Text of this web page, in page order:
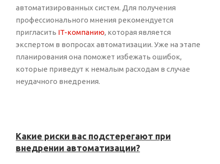
автоматизированных систем. Для получения
профессионального мнения рекомендуется
пригласить IT-компанию, которая является
экспертом в вопросах автоматизации. Уже на этапе
планирования она поможет избежать ошибок,
которые приведут к немалым расходам в случае
неудачного внедрения.
Какие риски вас подстерегают при
внедрении автоматизации?